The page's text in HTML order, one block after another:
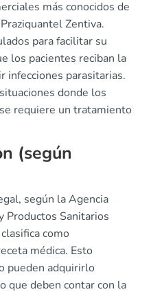
más conocidos de
Zentiva.
para facilitar su
los pacientes reciban la
infecciones parasitarias.
donde los
requiere un tratamiento
(según
según la Agencia
Productos Sanitarios
como
médica. Esto
pueden adquirirlo
que deben contar con la